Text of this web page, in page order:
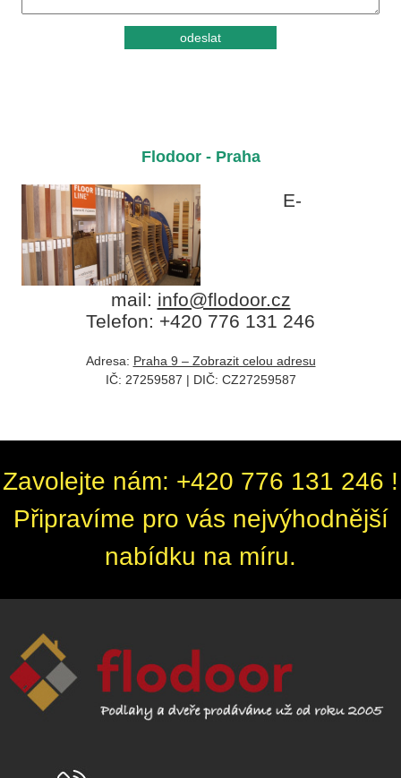
Flodoor - Praha
E-
mail: info@flodoor.cz
Telefon: +420 776 131 246
Adresa: Praha 9 – Zobrazit celou adresu
IČ: 27259587 | DIČ: CZ27259587
Zavolejte nám: +420 776 131 246 !
Připravíme pro vás nejvýhodnější
nabídku na míru.